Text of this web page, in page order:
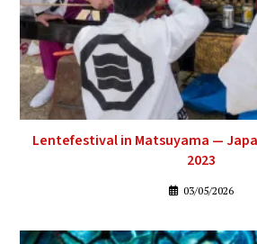
Lentefestival in Matsuyama —
2023
03/05/2026